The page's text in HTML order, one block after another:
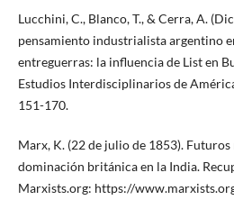
Lucchini, C., Blanco, T., & Cerra, A.
pensamiento industrialista argentino
entreguerras: la influencia de List en
Estudios Interdisciplinarios de
151-170.
Marx, K. (22 de julio de 1853).
dominación británica en la India.
Marxists.org: https://